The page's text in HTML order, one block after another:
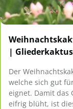
|
Der
welche sich gut
eignet. Damit das
eifrig blüht, ist